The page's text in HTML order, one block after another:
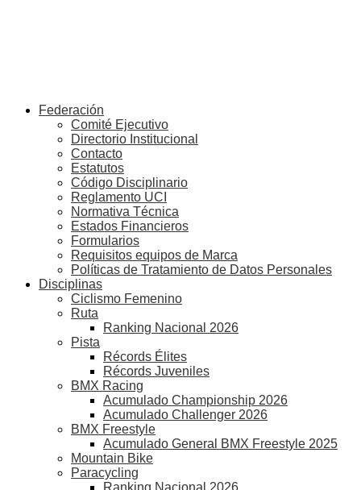
Federación
Comité Ejecutivo
Directorio Institucional
Contacto
Estatutos
Código Disciplinario
Reglamento UCI
Normativa Técnica
Estados Financieros
Formularios
Requisitos equipos de Marca
Políticas de Tratamiento de Datos Personales
Disciplinas
Ciclismo Femenino
Ruta
Ranking Nacional 2026
Pista
Récords Élites
Récords Juveniles
BMX Racing
Acumulado Championship 2026
Acumulado Challenger 2026
BMX Freestyle
Acumulado General BMX Freestyle 2025
Mountain Bike
Paracycling
Ranking Nacional 2026